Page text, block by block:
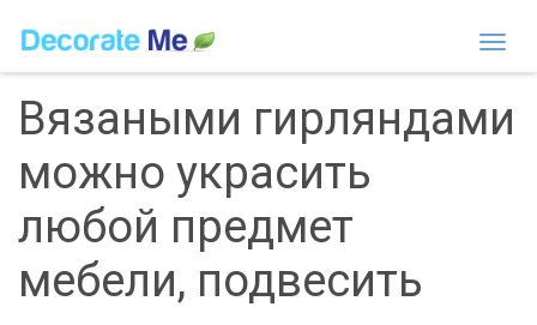
Вязаными гирляндами
можно украсить
любой предмет
мебели, подвесить